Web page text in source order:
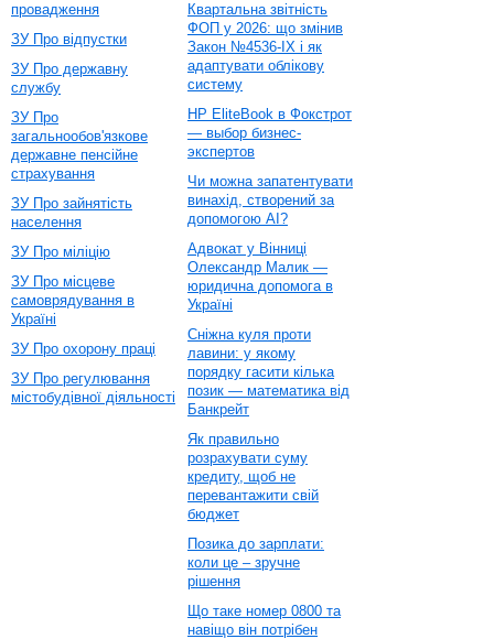
провадження
ЗУ Про відпустки
ЗУ Про державну
службу
ЗУ Про
загальнообов'язкове
державне пенсійне
страхування
ЗУ Про зайнятість
населення
ЗУ Про міліцію
ЗУ Про місцеве
самоврядування в
Україні
ЗУ Про охорону праці
ЗУ Про регулювання
містобудівної діяльності
Квартальна звітність
ФОП у 2026: що змінив
Закон №4536-IX і як
адаптувати облікову
систему
HP EliteBook в Фокстрот
— выбор бизнес-
экспертов
Чи можна запатентувати
винахід, створений за
допомогою AI?
Адвокат у Вінниці
Олександр Малик —
юридична допомога в
Україні
Сніжна куля проти
лавини: у якому
порядку гасити кілька
позик — математика від
Банкрейт
Як правильно
розрахувати суму
кредиту, щоб не
перевантажити свій
бюджет
Позика до зарплати:
коли це – зручне
рішення
Що таке номер 0800 та
навіщо він потрібен